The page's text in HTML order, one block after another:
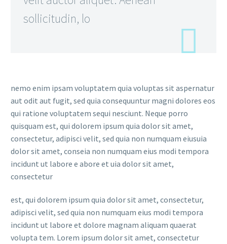
sollicitudin, lo
nemo enim ipsam voluptatem quia voluptas sit aspernatur
aut odit aut fugit, sed quia consequuntur magni dolores eos
qui ratione voluptatem sequi nesciunt. Neque porro
quisquam est, qui dolorem ipsum quia dolor sit amet,
consectetur, adipisci velit, sed quia non numquam eiusuia
dolor sit amet, conseia non numquam eius modi tempora
incidunt ut labore e abore et uia dolor sit amet,
consectetur
est, qui dolorem ipsum quia dolor sit amet, consectetur,
adipisci velit, sed quia non numquam eius modi tempora
incidunt ut labore et dolore magnam aliquam quaerat
volupta tem. Lorem ipsum dolor sit amet, consectetur